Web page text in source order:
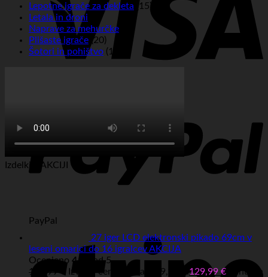
PayPal
Lepotne igrače za dekleta (15)
Letala in droni
Naprave za mehurčke
Plišaste igrače (20)
Šotori in pohištvo (16)
Izdelki v AKCIJI
27 iger LCD elektronski pikado 69cm v
leseni omarici do 16 igralcev AKCIJA
Ocenjeno 4.67
od 5
149,99€ Izvirna cena je bila: 149,99 €.129,99 € Trenutna